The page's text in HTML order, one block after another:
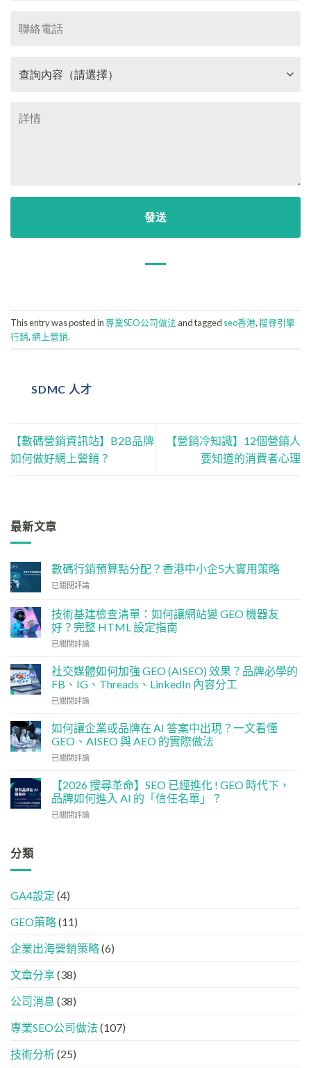
This entry was posted in專業SEO公司做法 and tagged seo香港,搜尋引擎
行銷,網上營銷.
SDMC 人才
【數碼營銷資訊站】B2B品牌
如何做好網上營銷？
【營銷冷知識】12個營銷人
要知道的消費者心理
最新文章
數碼行銷預算點分配？香港中小企5大實用策略
數
行
銷
預
算
分
配？
香
港
小
企
大
策
已關閉評論
技術基建檢查清單：如何讓網站變 GEO 機器友
好？完整 HTML 設定指南
技
基
建
檢
查
單：
如
讓
變
機
HTML
設
定
指
已關閉評論
社交媒體如何加強 GEO (AISEO) 效果？品牌必學的
FB、IG、Threads、LinkedIn 內容分工
社
媒
體
如
何
GEO
(AISEO)
效
FB、
Threads、
內
分
已關閉評論
如何讓企業或品牌在 AI 答案中出現？一文看懂
GEO、AISEO 與 AEO 的實際做法
如
企
業
或
中
現？
文
懂
GEO、
與
的
際
已關閉評論
【2026 搜尋革命】SEO 已經進化 ! GEO 時代下，
品牌如何進入 AI 的「信任名單」？
【2026
經
化
GEO
時
下，
牌
何
入
AI
已關閉評論
分類
GA4設定 (4)
GEO策略(11)
企業出海營銷策略(6)
文章分享(38)
公司消息 (38)
專業SEO公司做法 (107)
技術分析(25)